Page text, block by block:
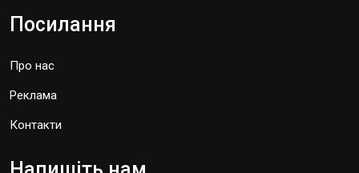
Посилання
Про нас
Реклама
Контакти